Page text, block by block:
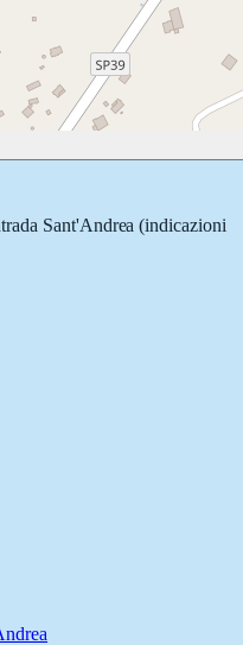
Sant'Andrea (indicazioni